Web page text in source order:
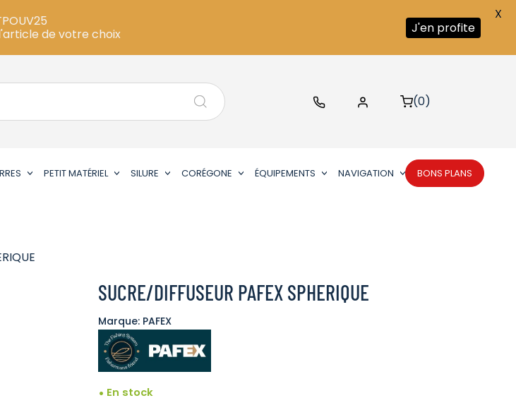
(0)
PETIT MATÉRIEL SILURE CORÉGONE ÉQUIPEMENTS NAVIGATION BONS PLANS
SUCRE/DIFFUSEUR PAFEX SPHERIQUE
Marque: PAFEX
En stock
de votre choix
J'en profite
X